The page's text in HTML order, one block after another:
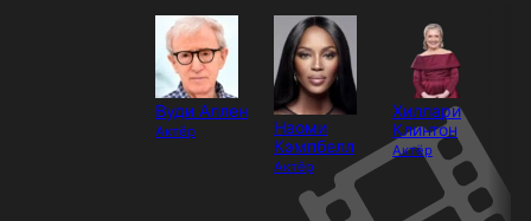
Вуди Аллен
Актёр
Наоми
Кэмпбелл
Актёр
Хиллари
Клинтон
Актёр